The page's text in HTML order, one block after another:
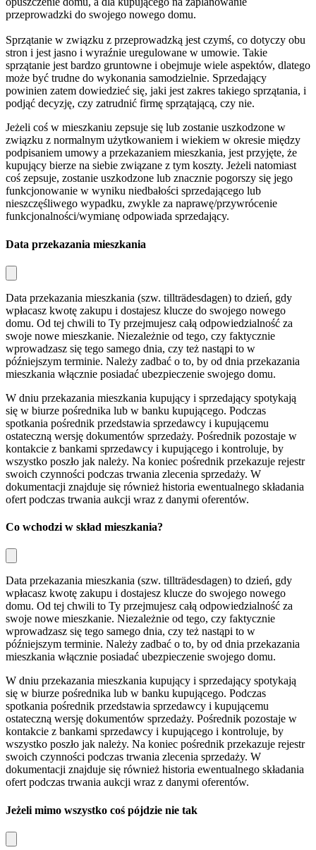
przeprowadzki do swojego nowego domu.
Sprzątanie w związku z przeprowadzką jest czymś, co dotyczy obu
stron i jest jasno i wyraźnie uregulowane w umowie. Takie
sprzątanie jest bardzo gruntowne i obejmuje wiele aspektów, dlatego
może być trudne do wykonania samodzielnie. Sprzedający
powinien zatem dowiedzieć się, jaki jest zakres takiego sprzątania, i
podjąć decyzję, czy zatrudnić firmę sprzątającą, czy nie.
Jeżeli coś w mieszkaniu zepsuje się lub zostanie uszkodzone w
związku z normalnym użytkowaniem i wiekiem w okresie między
podpisaniem umowy a przekazaniem mieszkania, jest przyjęte, że
kupujący bierze na siebie związane z tym koszty. Jeżeli natomiast
coś zepsuje, zostanie uszkodzone lub znacznie pogorszy się jego
funkcjonowanie w wyniku niedbałości sprzedającego lub
nieszczęśliwego wypadku, zwykle za naprawę/przywrócenie
funkcjonalności/wymianę odpowiada sprzedający.
Data przekazania mieszkania
Data przekazania mieszkania (szw. tillträdesdagen) to dzień, gdy
wpłacasz kwotę zakupu i dostajesz klucze do swojego nowego
domu. Od tej chwili to Ty przejmujesz całą odpowiedzialność za
swoje nowe mieszkanie. Niezależnie od tego, czy faktycznie
wprowadzasz się tego samego dnia, czy też nastąpi to w
późniejszym terminie. Należy zadbać o to, by od dnia przekazania
mieszkania włącznie posiadać ubezpieczenie swojego domu.
W dniu przekazania mieszkania kupujący i sprzedający spotykają
się w biurze pośrednika lub w banku kupującego. Podczas
spotkania pośrednik przedstawia sprzedawcy i kupującemu
ostateczną wersję dokumentów sprzedaży. Pośrednik pozostaje w
kontakcie z bankami sprzedawcy i kupującego i kontroluje, by
wszystko poszło jak należy. Na koniec pośrednik przekazuje rejestr
swoich czynności podczas trwania zlecenia sprzedaży. W
dokumentacji znajduje się również historia ewentualnego składania
ofert podczas trwania aukcji wraz z danymi oferentów.
Co wchodzi w skład mieszkania?
Data przekazania mieszkania (szw. tillträdesdagen) to dzień, gdy
wpłacasz kwotę zakupu i dostajesz klucze do swojego nowego
domu. Od tej chwili to Ty przejmujesz całą odpowiedzialność za
swoje nowe mieszkanie. Niezależnie od tego, czy faktycznie
wprowadzasz się tego samego dnia, czy też nastąpi to w
późniejszym terminie. Należy zadbać o to, by od dnia przekazania
mieszkania włącznie posiadać ubezpieczenie swojego domu.
W dniu przekazania mieszkania kupujący i sprzedający spotykają
się w biurze pośrednika lub w banku kupującego. Podczas
spotkania pośrednik przedstawia sprzedawcy i kupującemu
ostateczną wersję dokumentów sprzedaży. Pośrednik pozostaje w
kontakcie z bankami sprzedawcy i kupującego i kontroluje, by
wszystko poszło jak należy. Na koniec pośrednik przekazuje rejestr
swoich czynności podczas trwania zlecenia sprzedaży. W
dokumentacji znajduje się również historia ewentualnego składania
ofert podczas trwania aukcji wraz z danymi oferentów.
Jeżeli mimo wszystko coś pójdzie nie tak